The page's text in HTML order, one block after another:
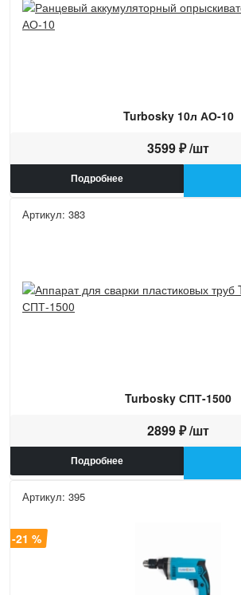
Turbosky 10л АО-10
3599 ₽ /шт
Подробнее
Артикул: 383
Turbosky СПТ-1500
2899 ₽ /шт
Подробнее
Артикул: 395
-21 %